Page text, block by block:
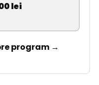
lei
program →